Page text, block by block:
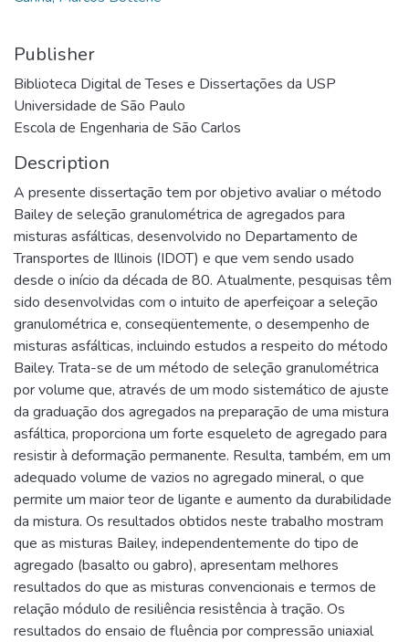
Publisher
Biblioteca Digital de Teses e Dissertações da USP
Universidade de São Paulo
Escola de Engenharia de São Carlos
Description
A presente dissertação tem por objetivo avaliar o método
Bailey de seleção granulométrica de agregados para
misturas asfálticas, desenvolvido no Departamento de
Transportes de Illinois (IDOT) e que vem sendo usado
desde o início da década de 80. Atualmente, pesquisas têm
sido desenvolvidas com o intuito de aperfeiçoar a seleção
granulométrica e, conseqüentemente, o desempenho de
misturas asfálticas, incluindo estudos a respeito do método
Bailey. Trata-se de um método de seleção granulométrica
por volume que, através de um modo sistemático de ajuste
da graduação dos agregados na preparação de uma mistura
asfáltica, proporciona um forte esqueleto de agregado para
resistir à deformação permanente. Resulta, também, em um
adequado volume de vazios no agregado mineral, o que
permite um maior teor de ligante e aumento da durabilidade
da mistura. Os resultados obtidos neste trabalho mostram
que as misturas Bailey, independentemente do tipo de
agregado (basalto ou gabro), apresentam melhores
resultados do que as misturas convencionais e termos de
relação módulo de resiliência resistência à tração. Os
resultados do ensaio de fluência por compressão uniaxial